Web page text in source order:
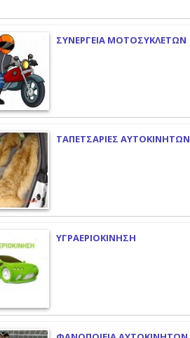
ΣΥΝΕΡΓΕΙΑ ΜΟΤΟΣΥΚΛΕΤΩΝ
ΤΑΠΕΤΣΑΡΙΕΣ ΑΥΤΟΚΙΝΗΤΩΝ
ΥΓΡΑΕΡΙΟΚΙΝΗΣΗ